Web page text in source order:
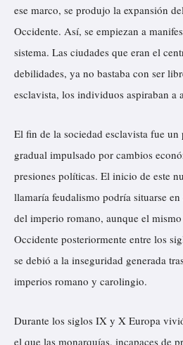
ese marco, se produjo la expansión
Occidente. Así, se empiezan a
sistema. Las ciudades que eran el
debilidades, ya no bastaba con ser
esclavista, los individuos aspiraban a
El fin de la sociedad esclavista fue un
gradual impulsado por cambios
presiones políticas. El inicio de este
llamaría feudalismo podría situarse
del imperio romano, aunque el
Occidente posteriormente entre los
se debió a la inseguridad generada
imperios romano y carolingio.
Durante los siglos IX y X Europa
el que las monarquías, incapaces de